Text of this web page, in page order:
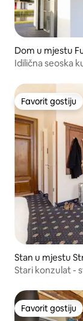
Dom u mjestu
Idilična seoska
Favorit gostiju
Favorit gostiju
Stan u mjestu
Stari konzulat -
Favorit gostiju
Favorit gostiju